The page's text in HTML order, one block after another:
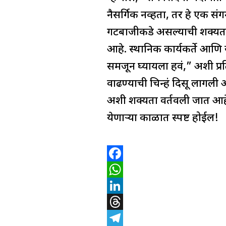
m
नैसर्गिक नव्हता, तर हे एक
गटबाजीकडे असल्याची
आहे. स्थानिक कार्यकर्ते आणि
समजून घ्यायला हवं,” अशी
वाढण्याची चिन्हं दिसू
अशी शक्यता वर्तवली जात
येणाऱ्या काळात स्पष्ट होईल!
F
a
c
e
W
h
a
L
iT